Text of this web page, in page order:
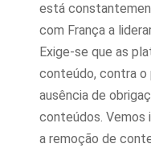
está
com França a
Exige-se que as
conteúdo, contra o
ausência de
conteúdos. Vemos
a remoção de